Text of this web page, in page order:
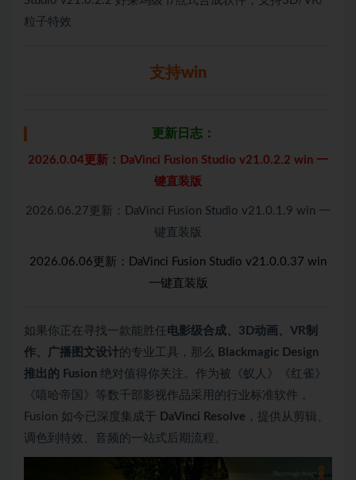
粒子特效
支持win
更新日志：
2026.0.04更新：DaVinci Fusion Studio v21.0.2.2 win 一
键直装版
2026.06.27更新：DaVinci Fusion Studio v21.0.1.9 win 一
键直装版
2026.06.06更新：DaVinci Fusion Studio v21.0.0.37 win
一键直装版
如果你正在寻找一款能胜任电影级合成、3D动画、VR制
作、广播图文设计的专业工具，那么 Blackmagic Design
推出的 Fusion 绝对值得你关注。作为被《蚁人》《红雀》
《嘻哈帝国》等数千部影视作品采用的行业标准软件，
Fusion 如今已深度集成于 DaVinci Resolve ，提供从剪辑、
调色到特效、音频的一站式后期流程。